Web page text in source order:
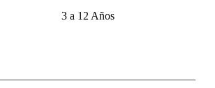
3 a 12 Años